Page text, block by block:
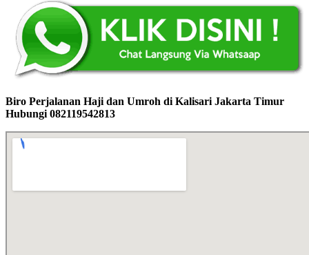
Biro Perjalanan Haji dan Umroh di Kalisari Jakarta Timur
Hubungi 082119542813